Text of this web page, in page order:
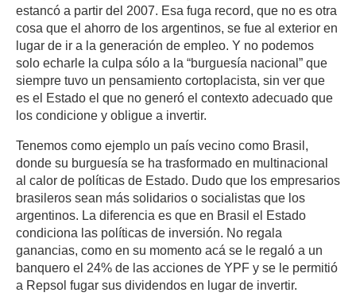
estancó a partir del 2007. Esa fuga record, que no es otra
cosa que el ahorro de los argentinos, se fue al exterior en
lugar de ir a la generación de empleo. Y no podemos
solo echarle la culpa sólo a la “burguesía nacional” que
siempre tuvo un pensamiento cortoplacista, sin ver que
es el Estado el que no generó el contexto adecuado que
los condicione y obligue a invertir.
Tenemos como ejemplo un país vecino como Brasil,
donde su burguesía se ha trasformado en multinacional
al calor de políticas de Estado. Dudo que los empresarios
brasileros sean más solidarios o socialistas que los
argentinos. La diferencia es que en Brasil el Estado
condiciona las políticas de inversión. No regala
ganancias, como en su momento acá se le regaló a un
banquero el 24% de las acciones de YPF y se le permitió
a Repsol fugar sus dividendos en lugar de invertir.